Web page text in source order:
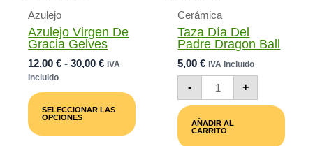
Azulejo
Azulejo Virgen De
Gracia Gelves
12,00€ - 30,00€Rango
Desde
12,00 €
Hasta
IVA
Incluido
SELECCIONAR LAS
OPCIONES
Producto
Múltiples
Variantes.
Cerámica
Taza Día Del
Padre Dragon Ball
5,00€ IVA Incluido
-
Taza
Día
Del
Dragon
+
AÑADIR AL
CARRITO